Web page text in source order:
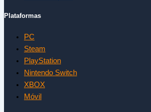
Plataformas
PC
Steam
PlayStation
Nintendo Switch
XBOX
Móvil